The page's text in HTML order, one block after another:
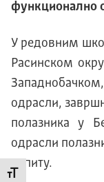
Промени величину
функционално
У редовним
Расинском
одрасли,
полазника у
одрасли
испиту.